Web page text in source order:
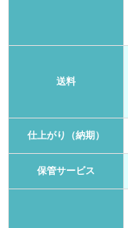
送料
仕上がり（納期）
保管サービス